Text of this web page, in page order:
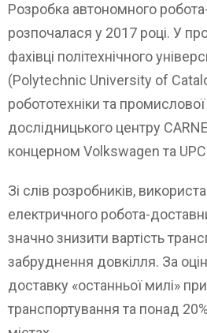
Розробка автономного
розпочалася у 2017 році. У
фахівці політехнічного
(Polytechnic University of
робототехніки та
дослідницького центру
концерном Volkswagen та
Зі слів розробників,
електричного робота-
значно знизити вартість
забруднення довкілля. За
доставку «останньої милі»
транспортування та понад